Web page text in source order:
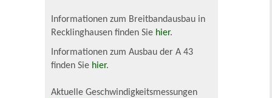
Informationen zum Breitbandausbau in
Recklinghausen finden Sie hier.
Informationen zum Ausbau der A 43
finden Sie hier.
Aktuelle Geschwindigkeitsmessungen